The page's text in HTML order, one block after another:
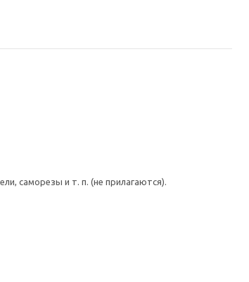
саморезы и т. п. (не прилагаются).